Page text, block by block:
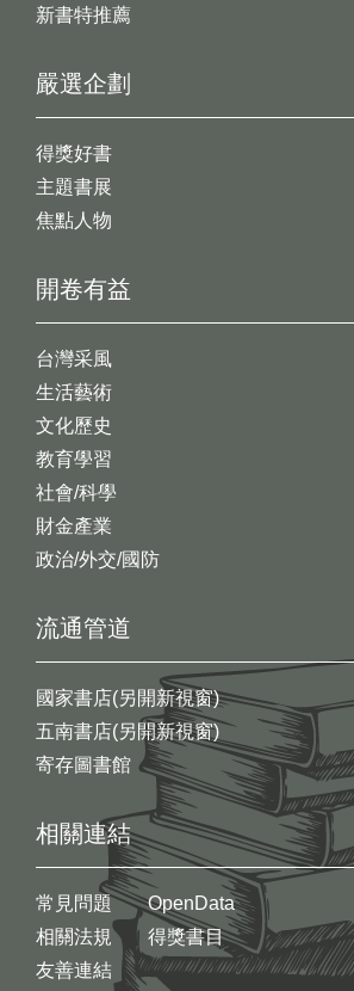
新書特推薦
開卷有益
台灣采風
生活藝術
文化歷史
教育學習
社會/科學
財金產業
政治/外交/國防
嚴選企劃
得獎好書
主題書展
焦點人物
流通管道
國家書店(另開新視窗)
五南書店(另開新視窗)
寄存圖書館
相關連結
常見問題
相關法規
友善連結
OpenData
得獎書目